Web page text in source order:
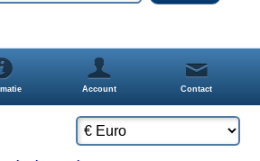
Account Contact